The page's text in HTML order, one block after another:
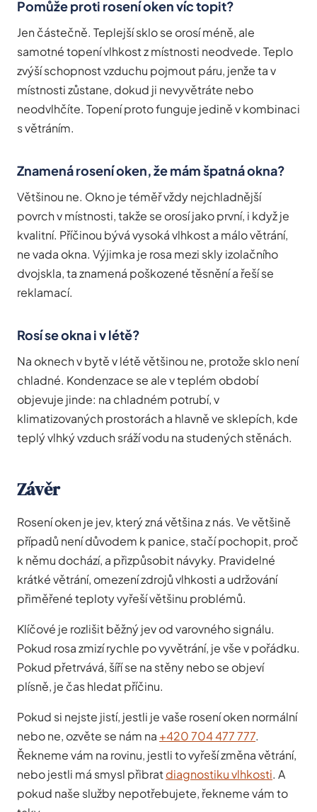
Pomůže proti rosení oken víc topit?
Jen částečně. Teplejší sklo se orosí méně, ale
samotné topení vlhkost z místnosti neodvede. Teplo
zvýší schopnost vzduchu pojmout páru, jenže ta v
místnosti zůstane, dokud ji nevyvětráte nebo
neodvlhčíte. Topení proto funguje jedině v kombinaci
s větráním.
Znamená rosení oken, že mám špatná okna?
Většinou ne. Okno je téměř vždy nejchladnější
povrch v místnosti, takže se orosí jako první, i když je
kvalitní. Příčinou bývá vysoká vlhkost a málo větrání,
ne vada okna. Výjimka je rosa mezi skly izolačního
dvojskla, ta znamená poškozené těsnění a řeší se
reklamací.
Rosí se okna i v létě?
Na oknech v bytě v létě většinou ne, protože sklo není
chladné. Kondenzace se ale v teplém období
objevuje jinde: na chladném potrubí, v
klimatizovaných prostorách a hlavně ve sklepích, kde
teplý vlhký vzduch sráží vodu na studených stěnách.
Závěr
Rosení oken je jev, který zná většina z nás. Ve většině
případů není důvodem k panice, stačí pochopit, proč
k němu dochází, a přizpůsobit návyky. Pravidelné
krátké větrání, omezení zdrojů vlhkosti a udržování
přiměřené teploty vyřeší většinu problémů.
Klíčové je rozlišit běžný jev od varovného signálu.
Pokud rosa zmizí rychle po vyvětrání, je vše v pořádku.
Pokud přetrvává, šíří se na stěny nebo se objeví
plísně, je čas hledat příčinu.
Pokud si nejste jistí, jestli je vaše rosení oken normální
nebo ne, ozvěte se nám na +420 704 477 777.
Řekneme vám na rovinu, jestli to vyřeší změna větrání,
nebo jestli má smysl přibratdiagnostiku vlhkosti. A
pokud naše služby nepotřebujete, řekneme vám to